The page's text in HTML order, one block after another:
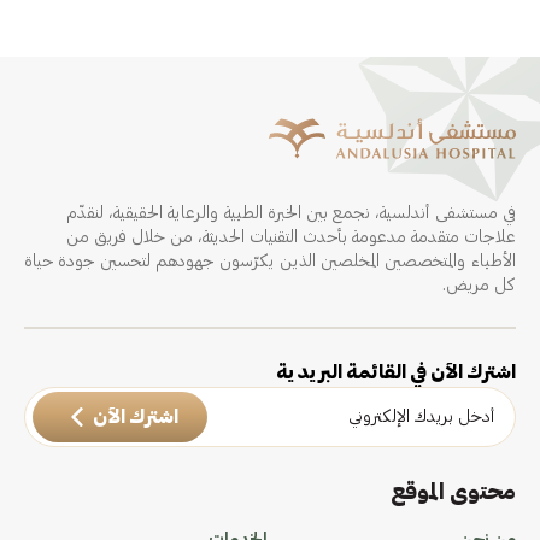
في مستشفى أندلسية، نجمع بين الخبرة الطبية والرعاية الحقيقية، لنقدّم
علاجات متقدمة مدعومة بأحدث التقنيات الحديثة، من خلال فريق من
الأطباء والمتخصصين المخلصين الذين يكرّسون جهودهم لتحسين جودة حياة
كل مريض.
اشترك الآن في القائمة البريدية
اشترك الآن
محتوى الموقع